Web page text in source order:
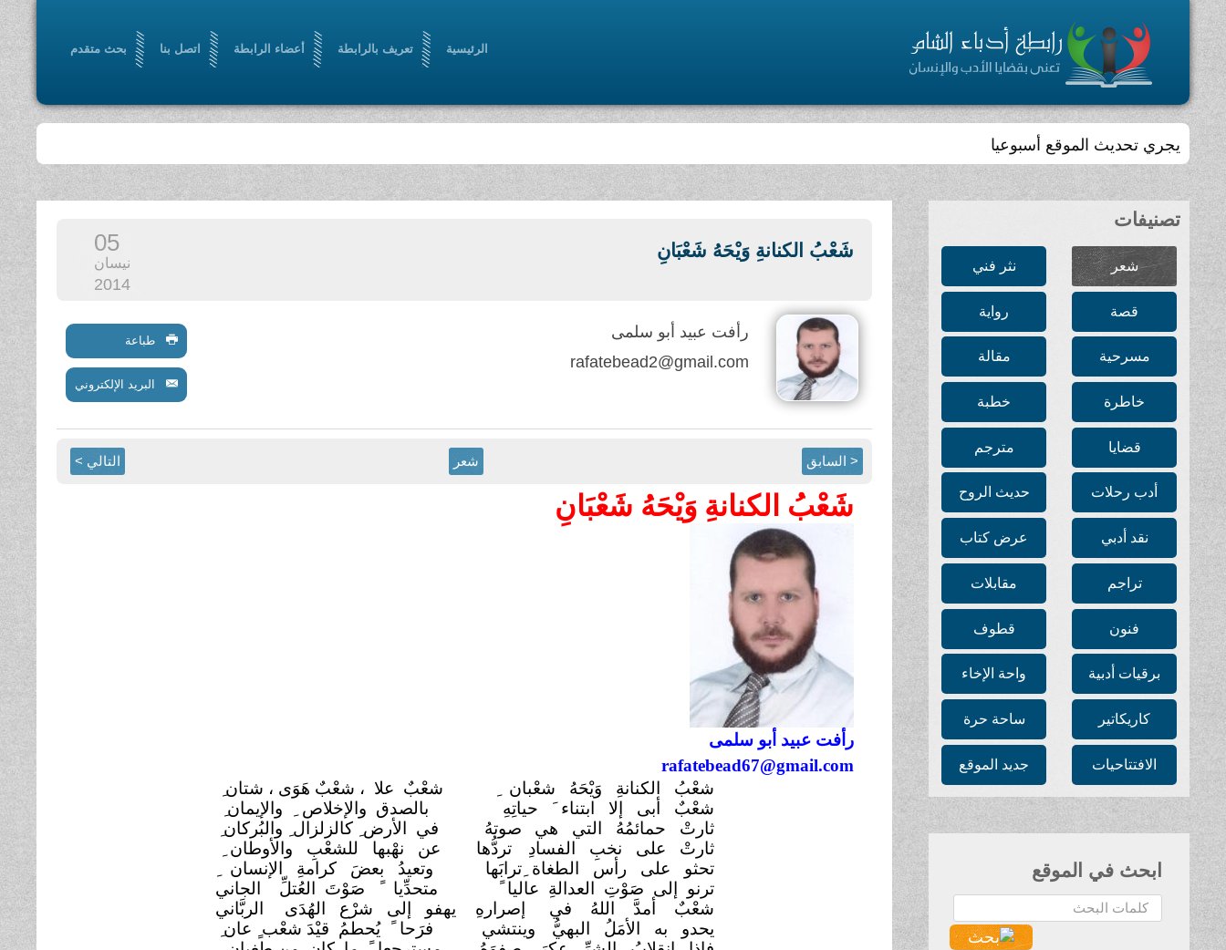
الرئيسية تعريف بالرابطة أعضاء الرابطة اتصل بنا بحث متقدم
يجري تحديث الموقع أسبوعيا
تصنيفات
شعر نثر فني
قصة رواية
مسرحية مقالة
خاطرة خطبة
قضايا مترجم
أدب رحلات حديث الروح
نقد أدبي عرض كتاب
تراجم مقابلات
فنون قطوف
برقيات أدبية واحة الإخاء
كاريكاتير ساحة حرة
الافتتاحيات جديد الموقع
ابحث في الموقع
البحث...
شَعْبُ الكنانةِ وَيْحَهُ شَعْبَانِ 05
نيسان
2014
رأفت عبيد أبو سلمى
rafatebead2@gmail.com
طباعة
البريد الإلكتروني
< السابق شعر التالي >
شَعْبُ الكنانةِ وَيْحَهُ شَعْبَانِ
رأفت عبيد أبو سلمى
rafatebead67@gmail.com
شعْبُ الكنانةِ وَيْحَهُ شعْبان
شعْبٌ أبى إلا ابتناء َ
حياتِهِ
ثارتْ حمائمُهُ التي هي
صوتهُ
ثارتْ على نخبِ الفسادِ
تردُّها
تحثو على رأس الطغاة ِترابَها
ترنو إلى صَوْتِ العدالةِ عاليا
شعْبٌ أمدَّ اللهُ في
إصرارهِ
يحدو به الأمَلُ البهيُّ
وينتشي
شعْبٌ علا ، شعْبٌ هَوَى ، شتان
بالصدق والإخلاص ِ والإيمان
في الأرض ِ كالزلزال ِ والبُركان
عن نهْبها للشعْبِ والأوطان
وتعيدُ بعضَ كرامةِ الإنسان ِ
متحدِّيا ً صَوْتَ العُتلِّ
الجاني
يهفو إلى شرْع الهُدَى
الربَّاني
فرَحا ً يُحطمُ قيْدَ شعْب ٍ عان